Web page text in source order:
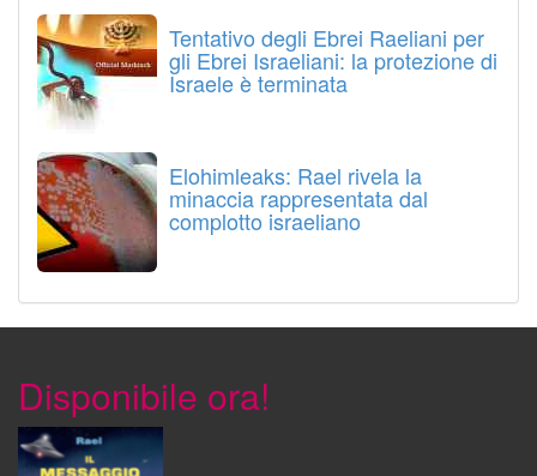
Tentativo degli Ebrei Raeliani per
gli Ebrei Israeliani: la protezione di
Israele è terminata
Elohimleaks: Rael rivela la
minaccia rappresentata dal
complotto israeliano
Disponibile ora!